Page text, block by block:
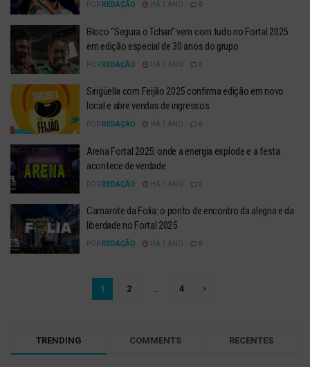
POR REDAÇÃO HÁ 1 ANO
Bloco “Segura o Tchan” vem com tudo no Fortal 2025
em edição especial de 30 anos do grupo
POR REDAÇÃO HÁ 1 ANO
Sirigüella com Feijão 2025 confirma edição em novo
local e abre vendas de ingressos
POR REDAÇÃO HÁ 1 ANO
Arena Fortal 2025: onde a energia explode e a festa
acontece de verdade
POR REDAÇÃO HÁ 1 ANO
Camarote da Folia: o ponto de encontro da alegria e da
liberdade no Fortal 2025
POR REDAÇÃO HÁ 1 ANO
1 2 4
TRENDING COMMENTS RECENTES